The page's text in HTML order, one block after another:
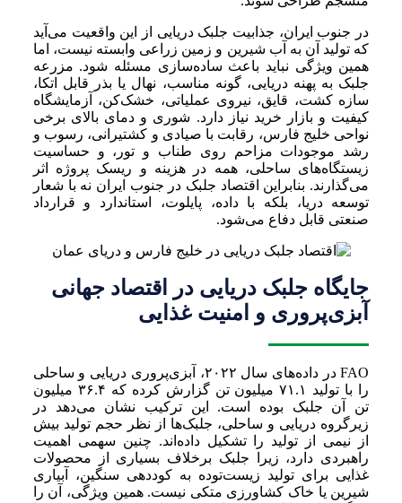
در جنوب ایران، جذابیت جلبک دریایی از این واقعیت می‌آید
که تولید آن به آب شیرین و زمین زراعی وابسته نیست، اما
همین ویژگی نباید باعث ساده‌سازی مسئله شود. مزرعه
جلبک به پهنه دریایی، گونه مناسب، نهال یا بذر قابل اتکا،
سازه کشت، قایق، نیروی عملیاتی، خشک‌کن، آزمایشگاه
کیفیت و بازار خرید نیاز دارد. شوری و دمای بالای برخی
نواحی خلیج فارس، رقابت با صیادی و کشتیرانی، رسوب و
رشد موجودات مزاحم روی طناب و تور، و حساسیت
زیستگاه‌های ساحلی، همه در هزینه و ریسک پروژه اثر
می‌گذارند. بنابراین اقتصاد جلبک در جنوب ایران نه با شعار
توسعه دریا، بلکه با داده، پایلوت، استاندارد و قرارداد
صنعتی قابل دفاع می‌شود.
جایگاه جلبک دریایی در اقتصاد جهانی
آبزی‌پروری و امنیت غذایی
FAO در داده‌های سال ۲۰۲۲، آبزی‌پروری دریایی و ساحلی
را با تولید ۷۱.۱ میلیون تن گزارش کرده که ۳۶.۴ میلیون
تن آن جلبک بوده است. این ترکیب نشان می‌دهد در
زیرگروه دریایی و ساحلی، جلبک‌ها از نظر حجم تولید بیش
از نیمی از تولید را تشکیل داده‌اند. چنین سهمی اهمیت
راهبردی دارد، زیرا جلبک برخلاف بسیاری از محصولات
غذایی برای تولید زیست‌توده به کوددهی سنگین، آبیاری
شیرین یا خاک کشاورزی متکی نیست. همین ویژگی، آن را